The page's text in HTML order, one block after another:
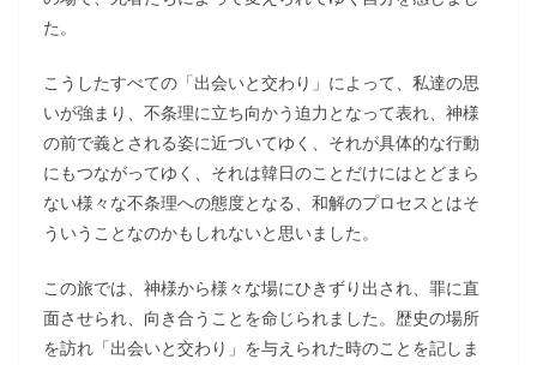
た。
こうしたすべての「出会いと交わり」によって、私達の思
いが強まり、不条理に立ち向かう迫力となって表れ、神様
の前で義とされる姿に近づいてゆく、それが具体的な行動
にもつながってゆく、それは韓日のことだけにはとどまら
ない様々な不条理への態度となる、和解のプロセスとはそ
ういうことなのかもしれないと思いました。
この旅では、神様から様々な場にひきずり出され、罪に直
面させられ、向き合うことを命じられました。歴史の場所
を訪れ「出会いと交わり」を与えられた時のことを記しま